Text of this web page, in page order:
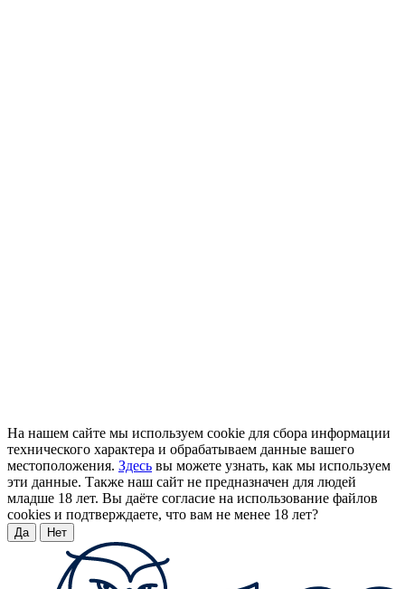
На нашем сайте мы используем cookie для сбора информации
технического характера и обрабатываем данные вашего
местоположения. Здесь вы можете узнать, как мы используем
эти данные. Также наш сайт не предназначен для людей
младше 18 лет. Вы даёте согласие на использование файлов
cookies и подтверждаете, что вам не менее 18 лет?
Да Нет